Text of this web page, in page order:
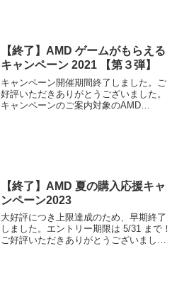
【終了】AMD ゲームがもらえる
キャンペーン 2021 【第３弾】
キャンペーン開催期間終了しました。ご
好評いただきありがとうございました。
キャンペーンのご案内対象のAMD
【終了】AMD 夏の購入応援キャ
ンペーン2023
大好評につき上限達成のため、早期終了
しました。エントリー期限は 5/31 まで！
ご好評いただきありがとうございまし